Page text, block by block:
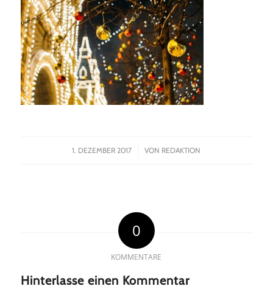
1. DEZEMBER 2017
/ VON REDAKTION
0
KOMMENTARE
Hinterlasse einen Kommentar